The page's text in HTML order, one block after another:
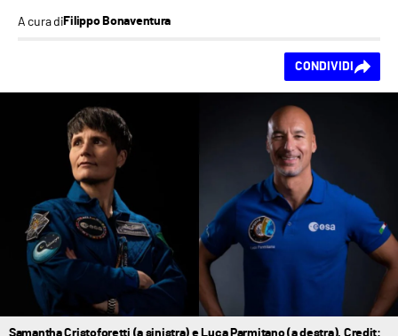
A cura diFilippo Bonaventura
CONDIVIDI
Samantha Cristoforetti (a sinistra) e Luca Parmitano (a destra). Credit: